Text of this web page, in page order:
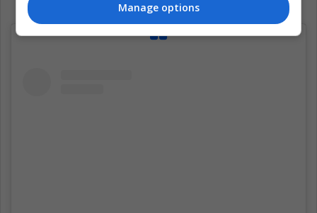
Manage options